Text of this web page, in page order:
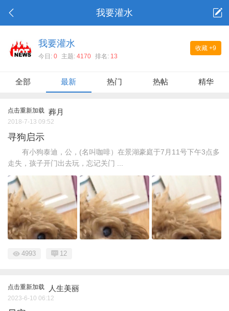
我要灌水
收藏 +9
我要灌水
今日: 0 主题: 4170 排名: 13
全部 最新 热门 热帖 精华
点击重新加载 葬月
2018-7-13 09:52
寻狗启示
有小狗泰迪，公，(名叫咖啡）在景湖豪庭于7月11号下午3点多
走失，孩子开门出去玩，忘记关门 ...
4993 12
点击重新加载 人生美丽
2023-6-10 06:12